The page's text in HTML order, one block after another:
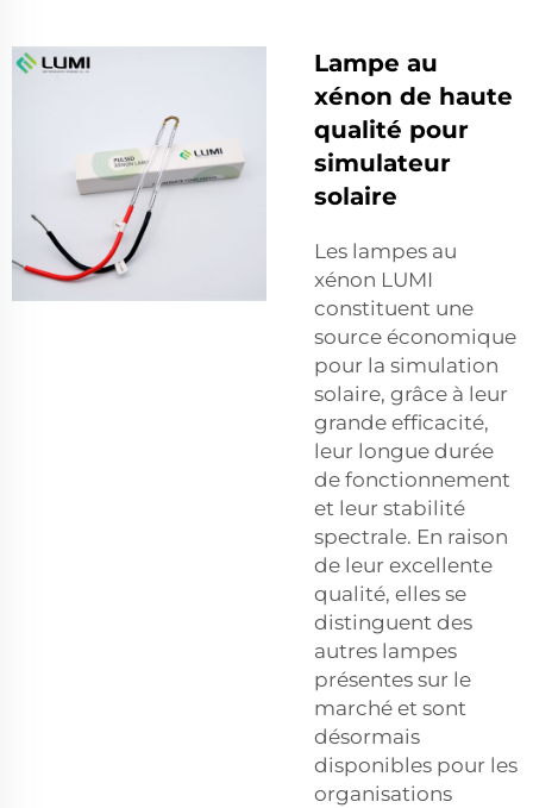
Lampe au
xénon de haute
qualité pour
simulateur
solaire
Les lampes au
xénon LUMI
constituent une
source économique
pour la simulation
solaire, grâce à leur
grande efficacité,
leur longue durée
de fonctionnement
et leur stabilité
spectrale. En raison
de leur excellente
qualité, elles se
distinguent des
autres lampes
présentes sur le
marché et sont
désormais
disponibles pour les
organisations